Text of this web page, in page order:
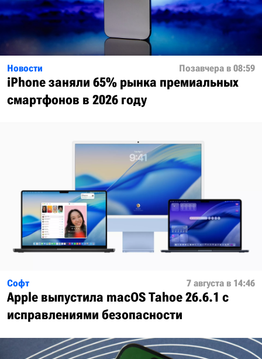
Новости Позавчера в 08:59
iPhone заняли 65% рынка премиальных
смартфонов в 2026 году
Софт 7 августа в 14:46
Apple выпустила macOS Tahoe 26.6.1 с
исправлениями безопасности